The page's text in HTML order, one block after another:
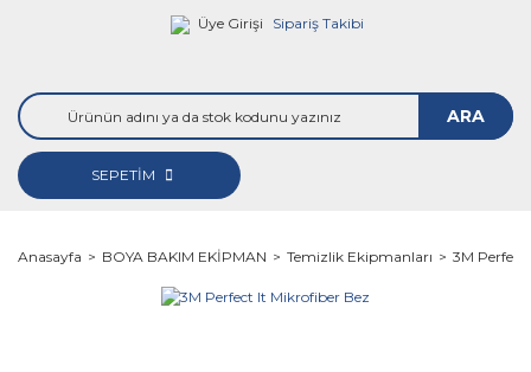
Üye Girişi Sipariş Takibi
ARA
SEPETİM
Anasayfa BOYA BAKIM EKİPMAN Temizlik Ekipmanları 3M